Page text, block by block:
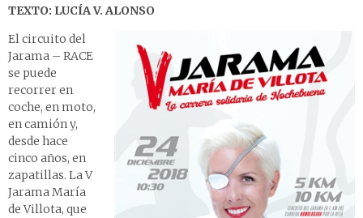
TEXTO: LUCÍA V. ALONSO
El circuito del
Jarama – RACE
se puede
recorrer en
coche, en moto,
en camión y,
desde hace
cinco años, en
zapatillas. La V
Jarama María
de Villota, que